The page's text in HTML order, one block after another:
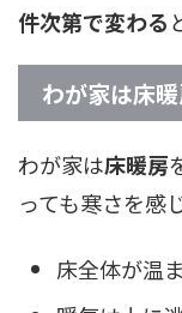
件次第で変わる
わが家は床
わが家は床暖房
っても寒さを感
床全体が温